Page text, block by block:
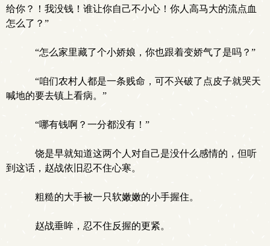
给你？！我没钱！谁让你自己不小心！你人高马大的流点血
怎么了？”
“怎么家里藏了个小娇娘，你也跟着变娇气了是吗？”
“咱们农村人都是一条贱命，可不兴破了点皮子就哭天
喊地的要去镇上看病。”
“哪有钱啊？一分都没有！”
饶是早就知道这两个人对自己是没什么感情的，但听
到这话，赵战依旧忍不住心寒。
粗糙的大手被一只软嫩嫩的小手握住。
赵战垂眸，忍不住反握的更紧。